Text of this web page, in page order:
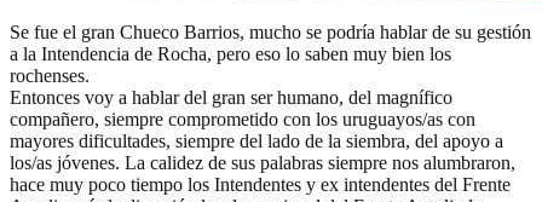
Se fue el gran Chueco Barrios, mucho se podría hablar de su gestión
a la Intendencia de Rocha, pero eso lo saben muy bien los
rochenses.
Entonces voy a hablar del gran ser humano, del magnífico
compañero, siempre comprometido con los uruguayos/as con
mayores dificultades, siempre del lado de la siembra, del apoyo a
los/as jóvenes. La calidez de sus palabras siempre nos alumbraron,
hace muy poco tiempo los Intendentes y ex intendentes del Frente